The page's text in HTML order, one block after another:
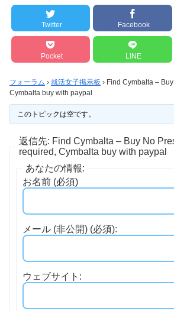
Twitter Facebook
Pocket LINE
フォーラム › 就活女子掲示板 › Find Cymbalta –
Cymbalta buy with paypal
このトピックは空です。
返信先: Find Cymbalta – Buy No
required, Cymbalta buy with paypal
あなたの情報:
お名前 (必須)
メール (非公開) (必須):
ウェブサイト: